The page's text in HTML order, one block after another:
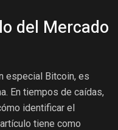
del Mercado
especial Bitcoin, es
En tiempos de caídas,
identificar el
tiene como